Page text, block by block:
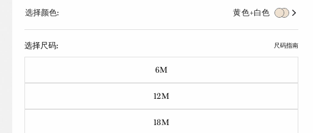
选择颜色: 黄色+白色
选择尺码: 尺码指南
6M
12M
18M